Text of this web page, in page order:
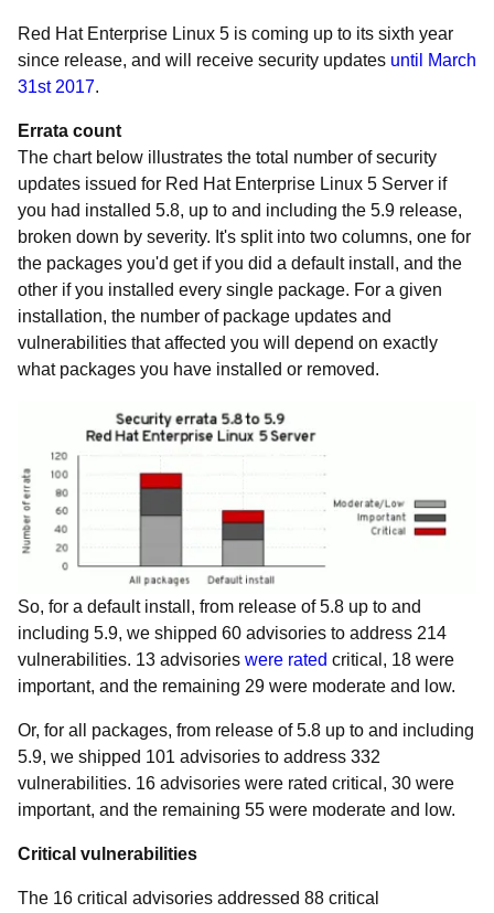
Red Hat Enterprise Linux 5 is coming up to its sixth year
since release, and will receive security updates until March
31st 2017.
Errata count
The chart below illustrates the total number of security
updates issued for Red Hat Enterprise Linux 5 Server if
you had installed 5.8, up to and including the 5.9 release,
broken down by severity. It's split into two columns, one for
the packages you'd get if you did a default install, and the
other if you installed every single package. For a given
installation, the number of package updates and
vulnerabilities that affected you will depend on exactly
what packages you have installed or removed.
So, for a default install, from release of 5.8 up to and
including 5.9, we shipped 60 advisories to address 214
vulnerabilities. 13 advisories were rated critical, 18 were
important, and the remaining 29 were moderate and low.
Or, for all packages, from release of 5.8 up to and including
5.9, we shipped 101 advisories to address 332
vulnerabilities. 16 advisories were rated critical, 30 were
important, and the remaining 55 were moderate and low.
Critical vulnerabilities
The 16 critical advisories addressed 88 critical